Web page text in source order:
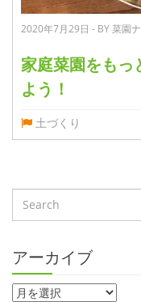
2020年7月29日 - BY 菜園
家庭菜園をもっ
よう！
土づくり
アーカイブ